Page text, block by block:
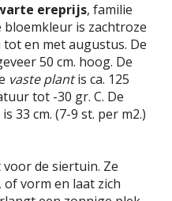
ereprijs, familie
bloemkleur is zachtroze
en met augustus. De
50 cm. hoog. De
vaste plantis ca. 125
tot -30 gr. C. De
33 cm. (7-9 st. per m2.)
de siertuin. Ze
vorm en laat zich